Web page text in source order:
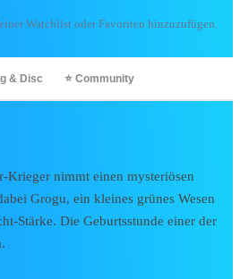
Bibliothek
2026
rays & DVDs 2026
& Specialssoon
Watchlist oder Favoriten hinzuzufügen.
& Disc ⭐ Community
Krieger nimmt einen mysteriösen
Grogu, ein kleines grünes Wesen
Stärke. Die Geburtsstunde einer der